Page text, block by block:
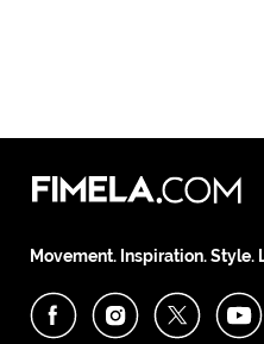
Movement. Inspiration. Style.